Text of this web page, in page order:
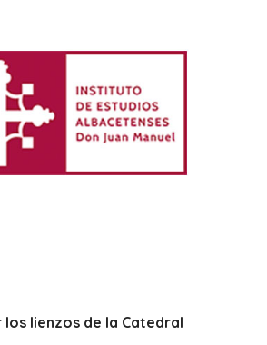
lienzos de la Catedral